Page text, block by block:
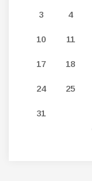
3 4
10 11
17 18
24 25
31